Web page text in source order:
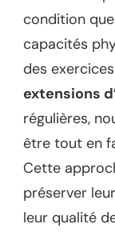
condition
capacités
des
extensions
régulières,
être tout en
Cette
préserver
leur qualité